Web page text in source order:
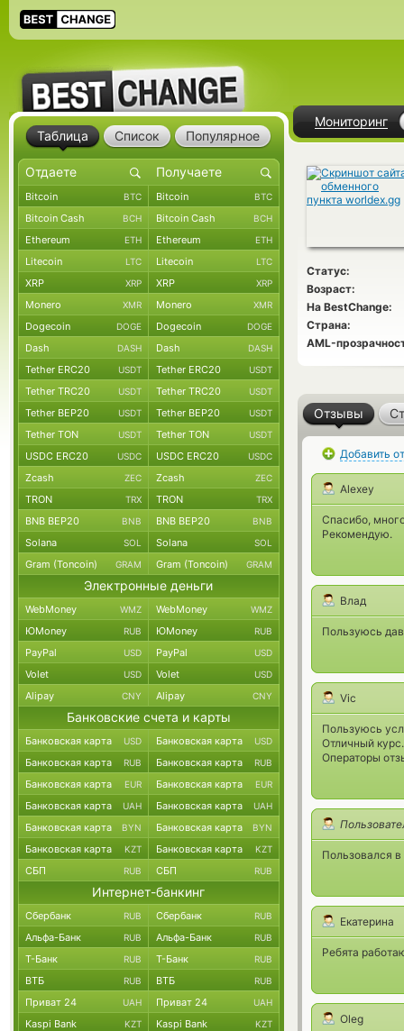
Мониторинг
Статус:
Возраст:
На BestChange:
Страна:
AML-
Отзывы
Добавить
Alexey
Спасибо,
Рекомендую.
Влад
Пользуюсь
Vic
Пользуюсь
Отличный
Операторы
Пользовался
Екатерина
Ребята
Oleg
Таблица Список Популярное
Bitcoin BTC Bitcoin BTC
Bitcoin Cash BCH Bitcoin Cash BCH
Ethereum ETH Ethereum ETH
Litecoin LTC Litecoin LTC
XRP XRP XRP XRP
Monero XMR Monero XMR
Dogecoin DOGE Dogecoin DOGE
Dash DASH Dash DASH
Tether ERC20 USDT Tether ERC20 USDT
Tether TRC20 USDT Tether TRC20 USDT
Tether BEP20 USDT Tether BEP20 USDT
Tether TON USDT Tether TON USDT
USDC ERC20 USDC USDC ERC20 USDC
Zcash ZEC Zcash ZEC
TRON TRX TRON TRX
BNB BEP20 BNB BNB BEP20 BNB
Solana SOL Solana SOL
Gram (Toncoin) GRAM Gram (Toncoin) GRAM
Электронные деньги
WebMoney WMZ WebMoney WMZ
ЮMoney RUB ЮMoney RUB
PayPal USD PayPal USD
Volet USD Volet USD
Alipay CNY Alipay CNY
Банковские счета и карты
Банковская карта USD Банковская карта USD
Банковская карта RUB Банковская карта RUB
Банковская карта EUR Банковская карта EUR
Банковская карта UAH Банковская карта UAH
Банковская карта BYN Банковская карта BYN
Банковская карта KZT Банковская карта KZT
СБП RUB СБП RUB
Интернет-банкинг
Сбербанк RUB Сбербанк RUB
Альфа-Банк RUB Альфа-Банк RUB
Т-Банк RUB Т-Банк RUB
ВТБ RUB ВТБ RUB
Приват 24 UAH Приват 24 UAH
Kaspi Bank KZT Kaspi Bank KZT